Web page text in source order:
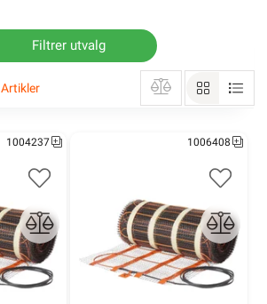
Filtrer utvalg
Artikler
1004237 1006408